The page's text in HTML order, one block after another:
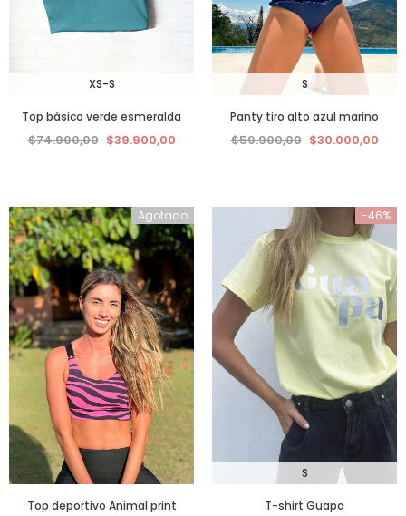
XS-S
Top básico verde esmeralda
$74.900,00 $39.900,00
S
Panty tiro alto azul marino
$59.900,00 $30.000,00
Agotado
Top deportivo Animal print
-46%
S
T-shirt Guapa